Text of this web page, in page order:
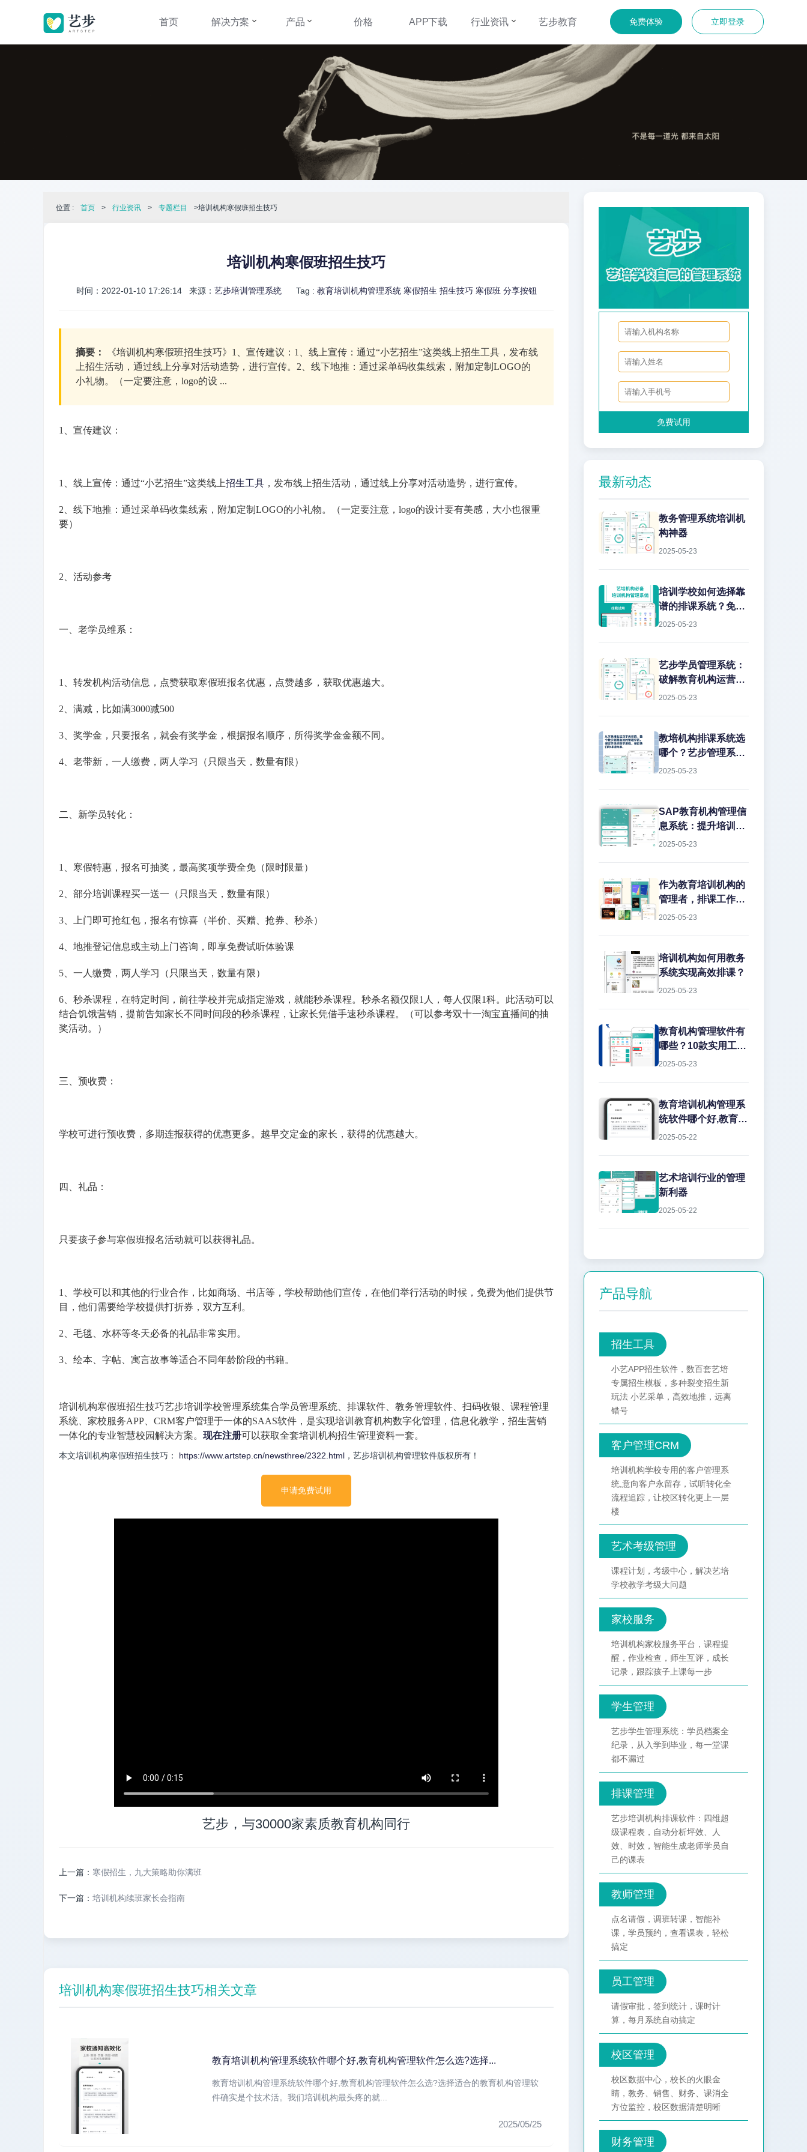
首页 解决方案 产品 价格 APP下载 行业资讯 艺步教育 免费体验 立即登录
位置 : 首页 > 行业资讯 > 专题栏目 >培训机构寒假班招生技巧
培训机构寒假班招生技巧
时间：2022-01-10 17:26:14 来源： 艺步培训管理系统Tag : 教育培训机构管理系统 寒假招生 招生技巧 寒假班 分享按钮
摘要：
《培训机构寒假班招生技巧》1、宣传建议：1、线上宣传：通过“小艺招生”这类线上招生工具，发布线
上招生活动，通过线上分享对活动造势，进行宣传。2、线下地推：通过采单码收集线索，附加定制LOGO的
小礼物。（一定要注意，logo的设 ...
1、宣传建议：
1、线上宣传：通过“小艺招生”这类线上招生工具 ，发布线上招生活动，通过线上分享对活动造势，进行宣传。
2、线下地推：通过采单码收集线索，附加定制LOGO的小礼物。（一定要注意，logo的设计要有美感，大小也很重
要）
2、活动参考
一、老学员维系：
1、转发机构活动信息，点赞获取寒假班报名优惠，点赞越多，获取优惠越大。
2、满减，比如满3000减500
3、奖学金，只要报名，就会有奖学金，根据报名顺序，所得奖学金金额不同。
4、老带新，一人缴费，两人学习（只限当天，数量有限）
二、新学员转化：
1、寒假特惠，报名可抽奖，最高奖项学费全免（限时限量）
2、部分培训课程买一送一（只限当天，数量有限）
3、上门即可抢红包，报名有惊喜（半价、买赠、抢券、秒杀）
4、地推登记信息或主动上门咨询，即享免费试听体验课
5、一人缴费，两人学习（只限当天，数量有限）
6、秒杀课程，在特定时间，前往学校并完成指定游戏，就能秒杀课程。秒杀名额仅限1人，每人仅限1科。此活动可以
结合饥饿营销，提前告知家长不同时间段的秒杀课程，让家长凭借手速秒杀课程。（可以参考双十一淘宝直播间的抽
奖活动。）
三、预收费：
学校可进行预收费，多期连报获得的优惠更多。越早交定金的家长，获得的优惠越大。
四、礼品：
只要孩子参与寒假班报名活动就可以获得礼品。
1、学校可以和其他的行业合作，比如商场、书店等，学校帮助他们宣传，在他们举行活动的时候，免费为他们提供节
目，他们需要给学校提供打折券，双方互利。
2、毛毯、水杯等冬天必备的礼品非常实用。
3、绘本、字帖、寓言故事等适合不同年龄阶段的书籍。
培训机构寒假班招生技巧艺步培训学校管理系统集合学员管理系统、排课软件、教务管理软件、扫码收银、课程管理
系统、家校服务APP、CRM客户管理于一体的SAAS软件，是实现培训教育机构数字化管理，信息化教学，招生营销
一体化的专业智慧校园解决方案。 现在注册可以获取全套培训机构招生管理资料一套。
本文培训机构寒假班招生技巧： https://www.artstep.cn/newsthree/2322.html ，艺步培训机构管理软件版权所有！
申请免费试用
艺步，与30000家素质教育机构同行
上一篇： 寒假招生，九大策略助你满班
下一篇： 培训机构续班家长会指南
培训机构寒假班招生技巧相关文章
教育培训机构管理系统软件哪个好,教育机构管理软件怎么选?选择...
教育培训机构管理系统软件哪个好,教育机构管理软件怎么选?选择适合的教育机构管理软
件确实是个技术活。我们培训机构最头疼的就...
2025/05/25
免费试用
最新动态
教务管理系统培训机
构神器
2025-05-23
培训学校如何选择靠
谱的排课系统？免费
版真的能用吗？
2025-05-23
艺步学员管理系统：
破解教育机构运营痛
点的智能解决方案
2025-05-23
教培机构排课系统选
哪个？艺步管理系统
深度解析作为教培行
务管理上栽跟头。排
课冲突、教室闲置、
教师超负荷...这些痛
结合实战经验，聊聊
如何用专业系统解决
2025-05-23
SAP教育机构管理信
息系统：提升培训效
率的数字化解决方案
混乱、学员信息分
散、财务对账困难等
痛点。传统的人工管
SAP教育机构管理信
息系统正是为解决这
2025-05-23
作为教育培训机构的
管理者，排课工作一
直是让人头疼的大问
2025-05-23
培训机构如何用教务
系统实现高效排课？
2025-05-23
教育机构管理软件有
哪些？10款实用工具
推荐
2025-05-23
教育培训机构管理系
统软件哪个好,教育机
构管理软件怎么选?
2025-05-22
艺术培训行业的管理
新利器
2025-05-22
产品导航
招生工具
小艺APP招生软件，数百套艺培
专属招生模板，多种裂变招生新
玩法 小艺采单，高效地推，远离
错号
客户管理CRM
培训机构学校专用的客户管理系
统,意向客户永留存，试听转化全
流程追踪，让校区转化更上一层
楼
艺术考级管理
课程计划，考级中心，解决艺培
学校教学考级大问题
家校服务
培训机构家校服务平台，课程提
醒，作业检查，师生互评，成长
记录，跟踪孩子上课每一步
学生管理
艺步学生管理系统：学员档案全
纪录，从入学到毕业，每一堂课
都不漏过
排课管理
艺步培训机构排课软件：四维超
级课程表，自动分析坪效、人
效、时效，智能生成老师学员自
己的课表
教师管理
点名请假，调班转课，智能补
课，学员预约，查看课表，轻松
搞定
员工管理
请假审批，签到统计，课时计
算，每月系统自动搞定
校区管理
校区数据中心，校长的火眼金
睛，教务、销售、财务、课消全
方位监控，校区数据清楚明晰
财务管理